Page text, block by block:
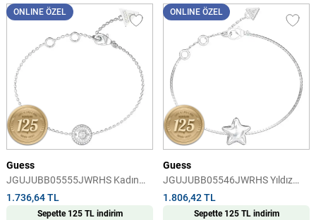
ONLINE ÖZEL
Guess
JGUJUBB05555JWRHS Kadın
Bileklik
1.736,64 TL
Sepette 125 TL indirim
ONLINE ÖZEL
Guess
JGUJUBB05546JWRHS Yıldız
Kadın Bileklik
1.806,42 TL
Sepette 125 TL indirim